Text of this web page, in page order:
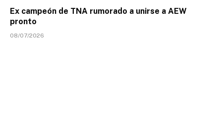
Ex campeón de TNA rumorado a unirse a AEW
pronto
08/07/2026